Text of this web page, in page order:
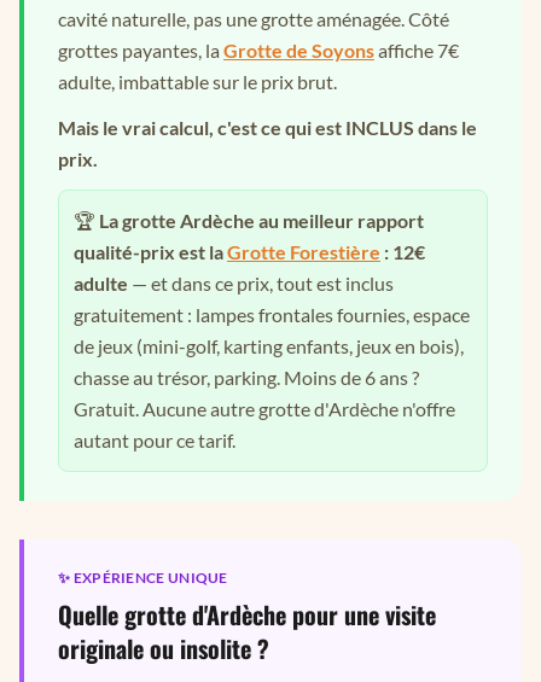
cavité naturelle, pas une grotte aménagée. Côté
grottes payantes, la Grotte de Soyonsaffiche 7€
adulte, imbattable sur le prix brut.
Mais le vrai calcul, c'est ce qui est INCLUS dans le
prix.
🏆 La grotte Ardèche au meilleur rapport
qualité-prix est laGrotte Forestière : 12€
adulte — et dans ce prix, tout est inclus
gratuitement : lampes frontales fournies, espace
de jeux (mini-golf, karting enfants, jeux en bois),
chasse au trésor, parking. Moins de 6 ans ?
Gratuit. Aucune autre grotte d'Ardèche n'offre
autant pour ce tarif.
✨ EXPÉRIENCE UNIQUE
Quelle grotte d'Ardèche pour une visite
originale ou insolite ?